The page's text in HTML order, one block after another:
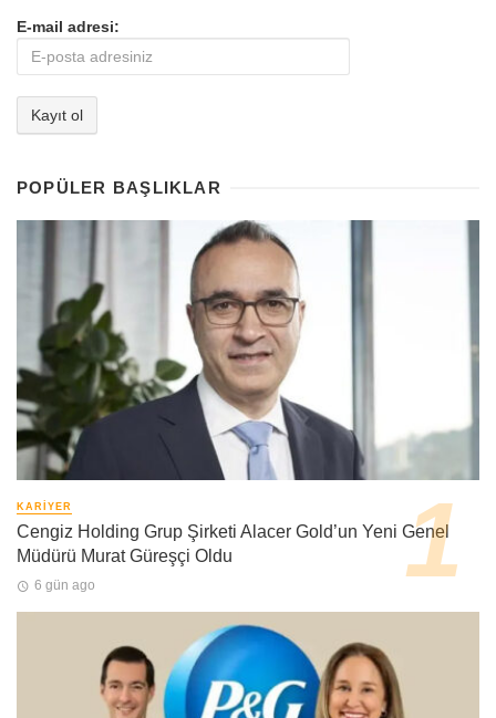
E-mail adresi:
POPÜLER BAŞLIKLAR
KARIYER
Cengiz Holding Grup Şirketi Alacer Gold’un Yeni Genel
Müdürü Murat Güreşçi Oldu
6 gün ago